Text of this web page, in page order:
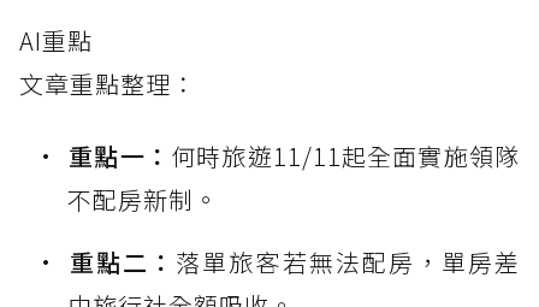
AI重點
文章重點整理：
重點一： 何時旅遊11/11起全面實施領隊
不配房新制。
重點二： 落單旅客若無法配房，單房差